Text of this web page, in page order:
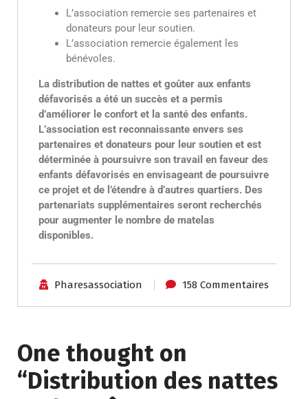
L’association remercie ses partenaires et
donateurs pour leur soutien.
L’association remercie également les
bénévoles.
La distribution de nattes et goûter aux enfants
défavorisés a été un succès et a permis
d’améliorer le confort et la santé des enfants.
L’association est reconnaissante envers ses
partenaires et donateurs pour leur soutien et est
déterminée à poursuivre son travail en faveur des
enfants défavorisés en envisageant de poursuivre
ce projet et de l’étendre à d’autres quartiers. Des
partenariats supplémentaires seront recherchés
pour augmenter le nombre de matelas
disponibles.
Pharesassociation 158 Commentaires
One thought on
“Distribution des nattes